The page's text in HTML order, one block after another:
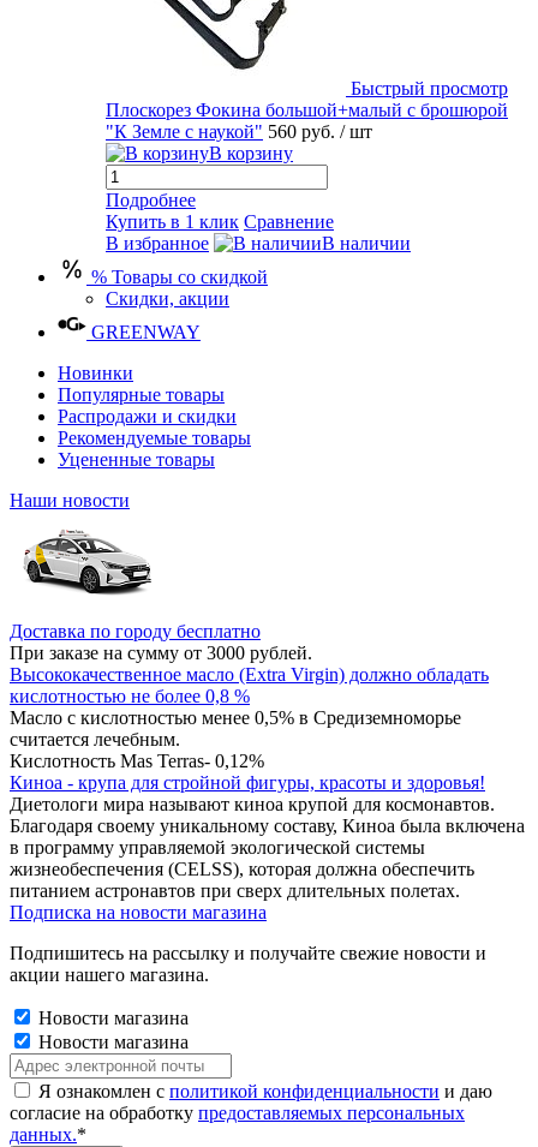
Быстрый просмотр
Плоскорез Фокина большой+малый с брошюрой
"К Земле с наукой" 560 руб. / шт
В корзину
Подробнее
Купить в 1 клик Сравнение
В избранное
В наличии
% Товары со скидкой
Скидки, акции
GREENWAY
Новинки
Популярные товары
Распродажи и скидки
Рекомендуемые товары
Уцененные товары
Наши новости
Доставка по городу бесплатно
При заказе на сумму от 3000 рублей.
Высококачественное масло (Extra Virgin) должно обладать
кислотностью не более 0,8 %
Масло с кислотностью менее 0,5% в Средиземноморье
считается лечебным.
Кислотность Mas Terras- 0,12%
Киноа - крупа для стройной фигуры, красоты и здоровья!
Диетологи мира называют киноа крупой для космонавтов.
Благодаря своему уникальному составу, Киноа была включена
в программу управляемой экологической системы
жизнеобеспечения (CELSS), которая должна обеспечить
питанием астронавтов при сверх длительных полетах.
Подписка на новости магазина
Подпишитесь на рассылку и получайте свежие новости и
акции нашего магазина.
Новости магазина
Новости магазина
Я ознакомлен с политикой конфиденциальности и даю
согласие на обработку предоставляемых персональных
данных.*